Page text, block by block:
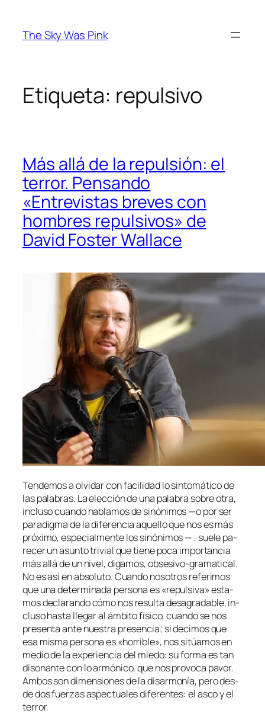
contenido
The Sky Was Pink
Etiqueta: repulsivo
Más allá de la repulsión: el
terror. Pensando
«Entrevistas breves con
hombres repulsivos» de
David Foster Wallace
Tendemos a ol­vi­dar con fa­ci­li­dad lo sin­to­má­ti­co de
las pa­la­bras. La elec­ción de una pa­la­bra so­bre otra,
in­clu­so cuan­do ha­bla­mos de si­nó­ni­mos —o por ser
pa­ra­dig­ma de la di­fe­ren­cia aque­llo que nos es más
pró­xi­mo, es­pe­cial­men­te los si­nó­ni­mos — , sue­le pa­
re­cer un asun­to tri­vial que tie­ne po­ca im­por­tan­cia
más allá de un ni­vel, di­ga­mos, obsesivo-gramatical.
No es así en ab­so­lu­to. Cuando no­so­tros re­fe­ri­mos
que una de­ter­mi­na­da per­so­na es «re­pul­si­va» es­ta­
mos de­cla­ran­do có­mo nos re­sul­ta des­agra­da­ble, in­
clu­so has­ta lle­gar al ám­bi­to fí­si­co, cuan­do se nos
pre­sen­ta an­te nues­tra pre­sen­cia; si de­ci­mos que
esa mis­ma per­so­na es «ho­rri­ble», nos si­túa­mos en
me­dio de la ex­pe­rien­cia del mie­do: su for­ma es tan
di­so­nan­te con lo ar­mó­ni­co, que nos pro­vo­ca pa­vor.
Ambos son di­men­sio­nes de la di­sar­mo­nía, pe­ro des­
de dos fuer­zas as­pec­tua­les di­fe­ren­tes: el as­co y el
terror.